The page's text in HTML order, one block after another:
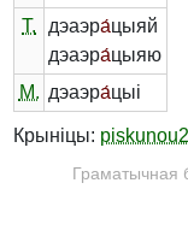
Т.
дэаэра́цыяй
дэаэра́цыяю
М. дэаэра́цыі
Крыніцы:
Граматычная